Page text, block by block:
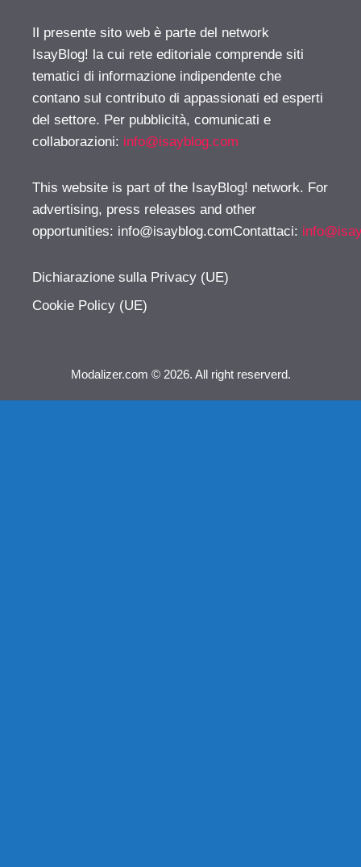
Il presente sito web è parte del network
IsayBlog! la cui rete editoriale comprende siti
tematici di informazione indipendente che
contano sul contributo di appassionati ed esperti
del settore. Per pubblicità, comunicati e
collaborazioni: info@isayblog.com
This website is part of the IsayBlog! network. For
advertising, press releases and other
opportunities: info@isayblog.comContattaci:
Dichiarazione sulla Privacy (UE)
Cookie Policy (UE)
Modalizer.com © 2026. All right reserverd.